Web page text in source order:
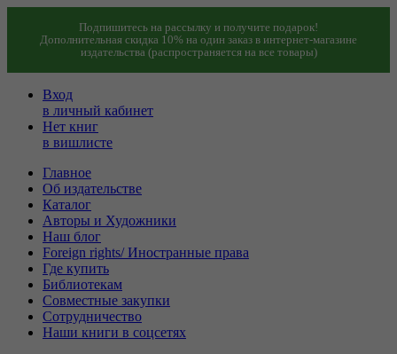
Подпишитесь на рассылку и получите подарок!
Дополнительная скидка 10% на один заказ в интернет-магазине
издательства (распространяется на все товары)
Вход
в личный кабинет
Нет книг
в вишлисте
Главное
Об издательстве
Каталог
Авторы и Художники
Наш блог
Foreign rights/ Иностранные права
Где купить
Библиотекам
Совместные закупки
Сотрудничество
Наши книги в соцсетях